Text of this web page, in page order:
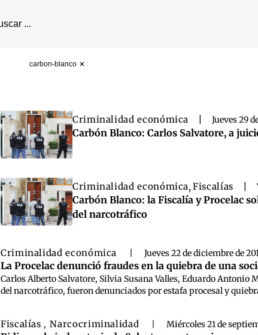
carbon-blanco
Criminalidad económica Jueves 29
Carbón Blanco: Carlos Salvatore, a
Criminalidad económica,Fiscalías
Carbón Blanco: la Fiscalía y Procelac
del narcotráfico
Criminalidad económica Jueves 22 de diciembre de
La Procelac denunció fraudes en la quiebra de una
Carlos Alberto Salvatore, Silvia Susana Valles, Eduardo Antonio
del narcotráfico, fueron denunciados por estafa procesal y
Fiscalías , Narcocriminalidad Miércoles 21 de